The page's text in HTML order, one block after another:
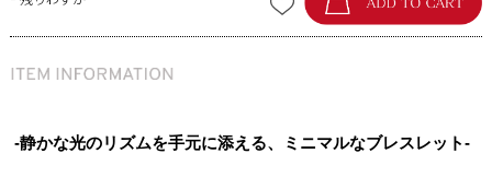
-静かな光のリズムを手元に添える、ミニマルなブレスレット-